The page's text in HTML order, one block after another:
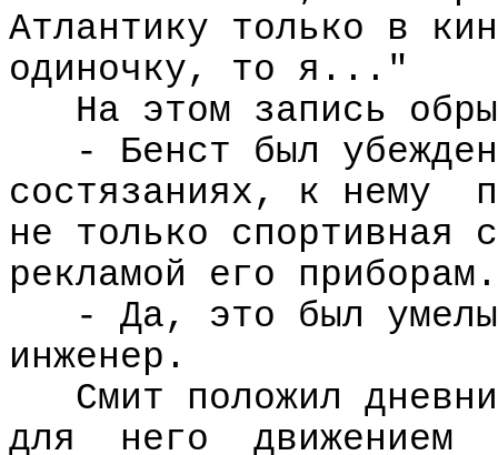
Атлантику только в
одиночку, то я..."
На этом запись
- Бенст был
состязаниях, к нему
не только спортивная
рекламой его приборам.
- Да, это был
инженер.
Смит положил
для
него
движением